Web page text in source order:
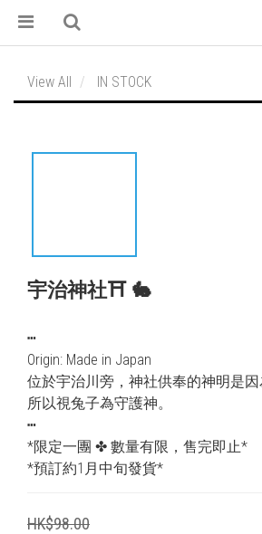
View All IN STOCK
宇治神社⛩️ 🐇
┅
Origin: Made in Japan
位於宇治川旁，神社供奉的神明是因
所以視兔子為守護神。
┅
*限定一團 ✤ 數量有限，售完即止*
*預訂約1月中旬發貨*
HK$98.00